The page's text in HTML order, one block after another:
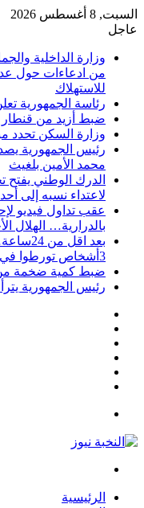
السبت, 8 أغسطس 2026
عاجل
وزارة الداخلية
من ادعاءات حول
للاستهلاك
رئاسة الجمهورية
ضبط أزيد من
وزارة السكن تحدد
رئيس الجمهورية
محمد الأمين بلغيث
الدرك الوطني
لاعتداء نسبه إلى
عقب تداول فيديو
بالدرارية… الهلال
بعد
3أشخاص تورطوا في الإعتداء على مواطن
ضبط كمية ضخمة
رئيس الجمهورية
الرئيسية